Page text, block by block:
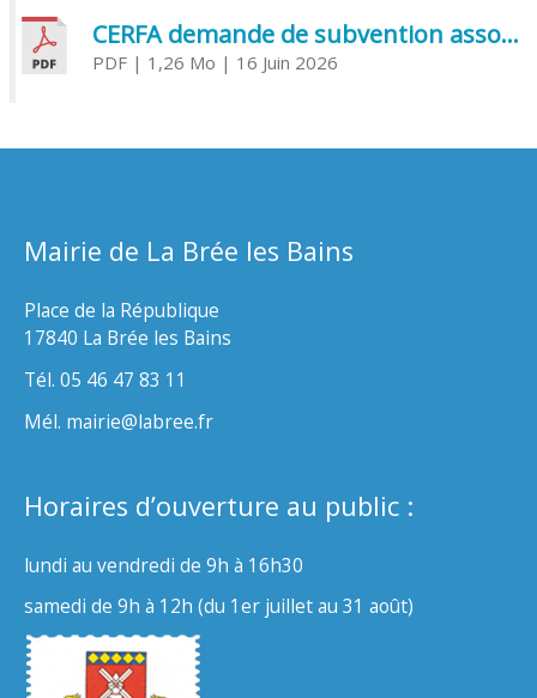
CERFA demande de subvention association
PDF| 1,26 Mo | 16 Juin 2026
Mairie de La Brée les Bains
Place de la République
17840 La Brée les Bains
Tél. 05 46 47 83 11
Mél. mairie@labree.fr
Horaires d’ouverture au public :
lundi au vendredi de 9h à 16h30
samedi de 9h à 12h (du 1er juillet au 31 août)